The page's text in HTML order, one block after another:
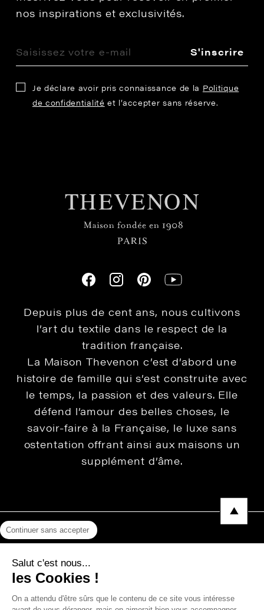
nos inspirations et exclusivités.
S'inscrire
Je déclare avoir pris connaissance de la Politique
de confidentialité et l’accepter sans réserve.
Depuis plus de cent ans, nous cultivons
l’art du textile dans le respect de la
tradition française.
La Maison Thevenon c’est d’abord une
histoire de famille qui s’est construite avec
le temps, la passion et des valeurs. Elle
défend l’amour des belles choses, le
savoir-faire à la Française, le luxe sans
ostentation offrant ainsi aux maisons un
supplément d’âme.
Protection des données
Photos, Vidéos & Catalogues
Continuer sans accepter
Salut c'est nous...
les Cookies !
On a attendu d'être sûrs que le contenu de ce site vous intéresse